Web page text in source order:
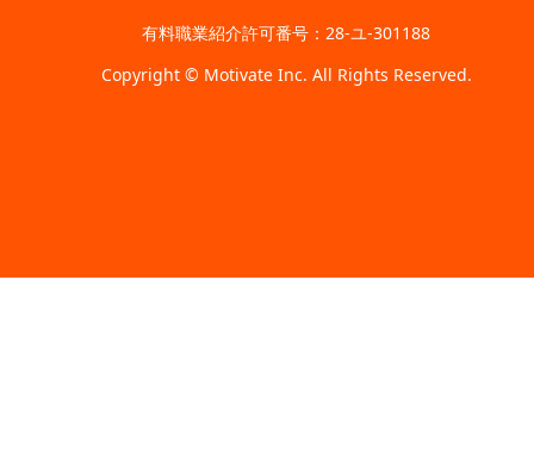
有料職業紹介許可番号：28-ユ-301188
Copyright © Motivate Inc. All Rights Reserved.